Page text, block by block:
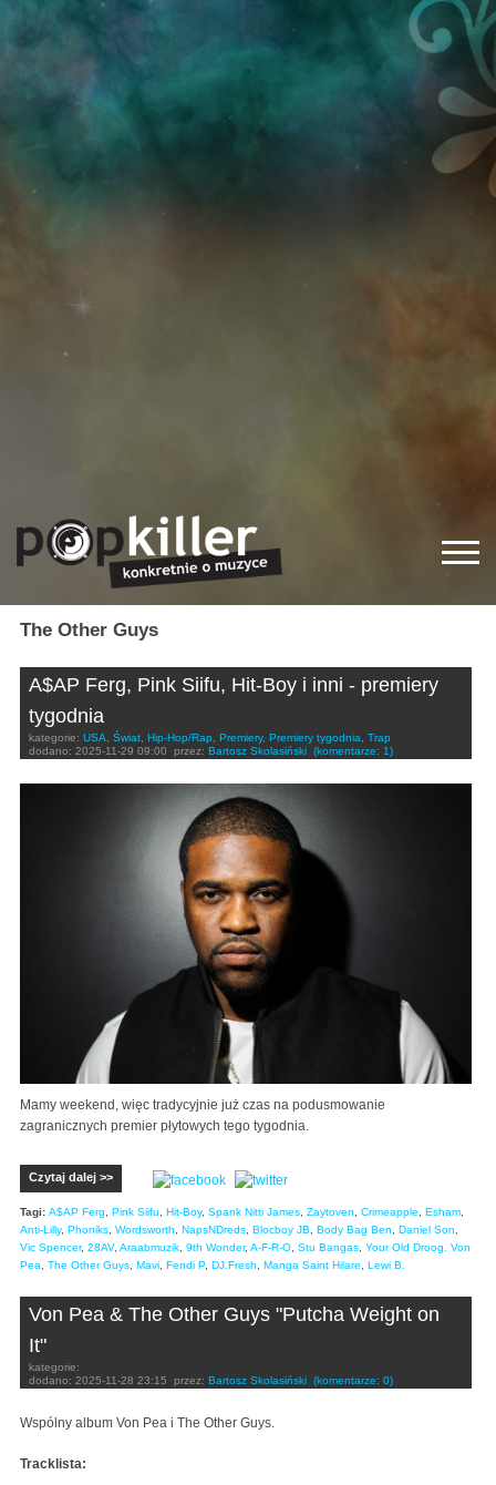
The Other Guys
A$AP Ferg, Pink Siifu, Hit-Boy i inni - premiery
tygodnia
kategorie: USA, Świat, Hip-Hop/Rap, Premiery, Premiery tygodnia, Trap
dodano: 2025-11-29 09:00 przez: Bartosz Skolasiński (komentarze: 1)
Mamy weekend, więc tradycyjnie już czas na podusmowanie
zagranicznych premier płytowych tego tygodnia.
Czytaj dalej >>
Tagi: A$AP Ferg Pink Siifu Hit-Boy, Spank Nitti James Zaytoven Crimeapple Esham
Anti-Lilly, Phoniks Wordsworth NapsNDreds Blocboy JB Body Bag Ben Daniel Son
Vic Spencer, 28AV, Araabmuzik 9th Wonder, A-F-R-O Stu Bangas Your Old Droog. Von
Pea
The Other Guys Mavi Fendi P, DJ.Fresh Manga Saint Hilare Lewi B.
Von Pea & The Other Guys "Putcha Weight on
It"
kategorie:
dodano: 2025-11-28 23:15 przez: Bartosz Skolasiński (komentarze: 0)
Wspólny album Von Pea i The Other Guys.
Tracklista: